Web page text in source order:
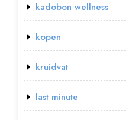
kadobon wellness
kopen
kruidvat
last minute